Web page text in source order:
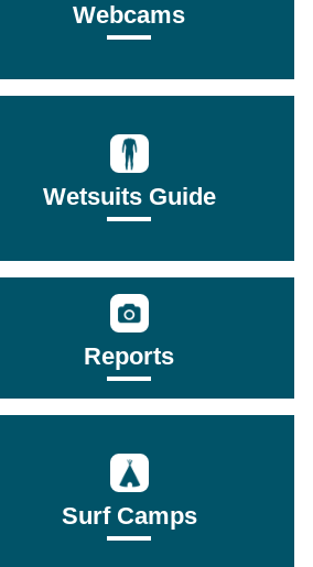
Webcams
Wetsuits Guide
Reports
Surf Camps